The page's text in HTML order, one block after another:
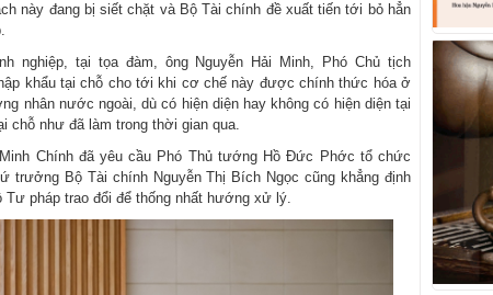
này đang bị siết chặt và Bộ Tài chính đề xuất tiến tới bỏ hẳn
nghiệp, tại tọa đàm, ông Nguyễn Hải Minh, Phó Chủ tịch
khẩu tại chỗ cho tới khi cơ chế này được chính thức hóa ở
nhân nước ngoài, dù có hiện diện hay không có hiện diện tại
chỗ như đã làm trong thời gian qua.
Chính đã yêu cầu Phó Thủ tướng Hồ Đức Phớc tổ chức
trưởng Bộ Tài chính Nguyễn Thị Bích Ngọc cũng khẳng định
pháp trao đổi để thống nhất hướng xử lý.